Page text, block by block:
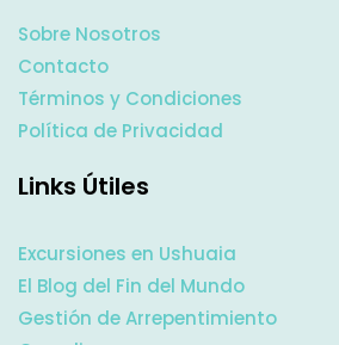
Sobre Nosotros
Contacto
Términos y Condiciones
Política de Privacidad
Links Útiles
Excursiones en Ushuaia
El Blog del Fin del Mundo
Gestión de Arrepentimiento